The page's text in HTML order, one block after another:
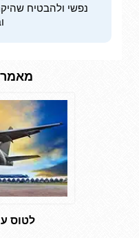
נפשי ולהבטיח
לטוס